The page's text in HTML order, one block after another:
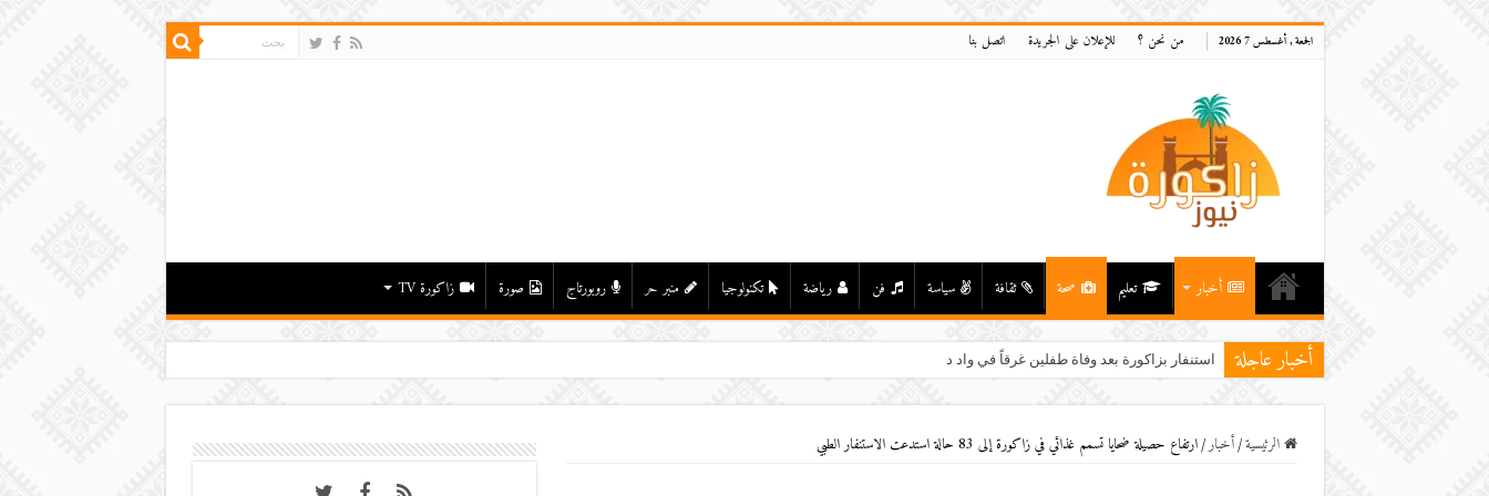
الجمعة , أغسطس 7 2026 من نحن ؟ للإعلان على الجريدة اتصل بنا
أخبار تعليم صحة ثقافة سياسة فن رياضة تكنولوجيا منبر حر روبورتاج صورة زاكورة TV
أخبار عاجلة استنفار بزاكورة بعد وفاة طفلين غرقاً في واد درعة بأولاد يحيى لكراير
الرئيسية/أخبار/ارتفاع حصيلة ضحايا تسمم غذائي في زاكورة إلى 83 حالة استدعت الاستنفار الطبي